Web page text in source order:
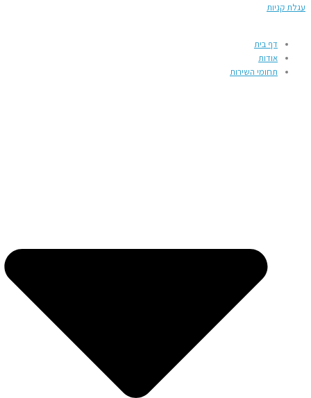
עגלת קניות
דף בית
אודות
תחומי השירות